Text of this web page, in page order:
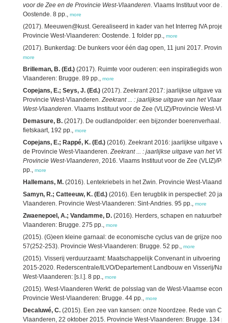
voor de Zee en de Provincie West-Vlaanderen. Vlaams Instituut voor de
Oostende. 8 pp., more
(2017). Meeuwen@kust. Gerealiseerd in kader van het Interreg IVA
Provincie West-Vlaanderen: Oostende. 1 folder pp., more
(2017). Bunkerdag: De bunkers voor één dag open, 11 juni 2017.
more
Brilleman, B. (Ed.) (2017). Ruimte voor ouderen: een inspiratiegids
Vlaanderen: Brugge. 89 pp., more
Copejans, E.; Seys, J. (Ed.) (2017). Zeekrant 2017: jaarlijkse uitgave van
Provincie West-Vlaanderen.Zeekrant ... : jaarlijkse uitgave van het
West-Vlaanderen. Vlaams Instituut voor de Zee (VLIZ)/Provincie West-
Demasure, B. (2017). De oudlandpolder: een bijzonder boerenverhaal.
fietskaart, 192 pp., more
Copejans, E.; Rappé, K. (Ed.) (2016). Zeekrant 2016: jaarlijkse uitgave
de Provincie West-Vlaanderen.Zeekrant ... : jaarlijkse uitgave van het
Provincie West-Vlaanderen, 2016. Vlaams Instituut voor de Zee (VLIZ)/
pp., more
Hallemans, M. (2016). Lentekriebels in het Zwin. Provincie West-
Samyn, R.; Catteeuw, K. (Ed.) (2016). Een terugblik in perspectief: 20
Vlaanderen. Provincie West-Vlaanderen: Sint-Andries. 95 pp., more
Zwaenepoel, A.; Vandamme, D. (2016). Herders, schapen en
Vlaanderen: Brugge. 275 pp., more
(2015). (G)een kleine garnaal: de economische cyclus van de grijze
57(252-253). Provincie West-Vlaanderen: Brugge. 52 pp., more
(2015). Visserij verduurzaamt: Maatschappelijk Convenant in uitvoering
2015-2020. Rederscentrale/ILVO/Departement Landbouw en Visserij/
West-Vlaanderen: [s.l.]. 8 pp., more
(2015). West-Vlaanderen Werkt: de polsslag van de West-Vlaamse
Provincie West-Vlaanderen: Brugge. 44 pp., more
Decaluwé, C. (2015). Een zee van kansen: onze Noordzee. Rede van
Vlaanderen, 22 oktober 2015. Provincie West-Vlaanderen: Brugge. 134